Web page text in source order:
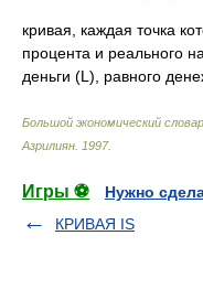
кривая, каждая точка
процента и реального
деньги (L), равного
Большой экономический
Азрилиян 1997.
Игры ⚽
Нужно
КРИВАЯ IS